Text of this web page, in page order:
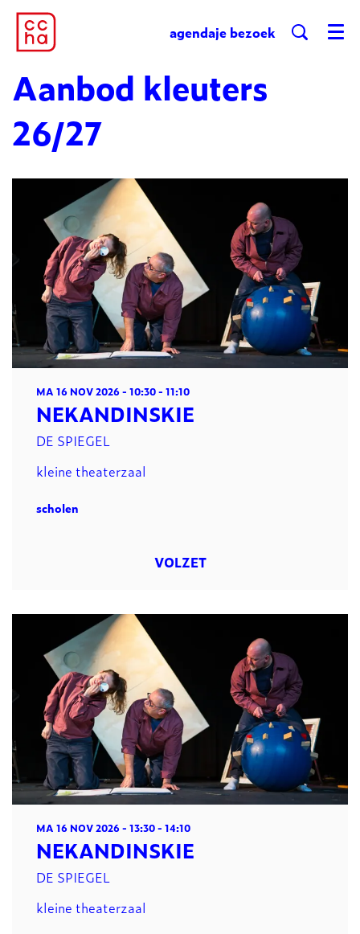
agendaje bezoek Menu
Aanbod kleuters
26/27
NEKANDINSKIE
DE SPIEGEL
MA 16 NOV 2026- 10:30 - 11:10
kleine theaterzaal
scholen
VOLZET
NEKANDINSKIE
DE SPIEGEL
MA 16 NOV 2026- 13:30 - 14:10
kleine theaterzaal